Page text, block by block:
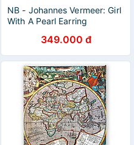
NB - Johannes Vermeer: Girl
With A Pearl Earring
349.000 đ